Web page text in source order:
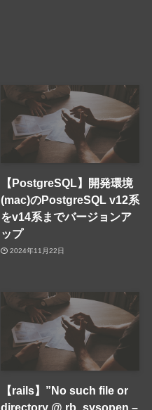
【PostgreSQL】開発環境
(mac)のPostgreSQL v12系
をv14系までバージョンア
ップ
2024年11月22日
【rails】”No such file or
directory @ rb_sysopen –